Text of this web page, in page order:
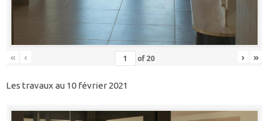
« ‹ of20 › »
Les travaux au 10 février 2021